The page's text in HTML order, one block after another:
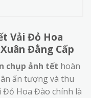
Vải Đỏ Hoa
Đẳng Cấp
chụp ảnh tết hoàn
ấn tượng và thu
Đỏ Hoa Đào chính là